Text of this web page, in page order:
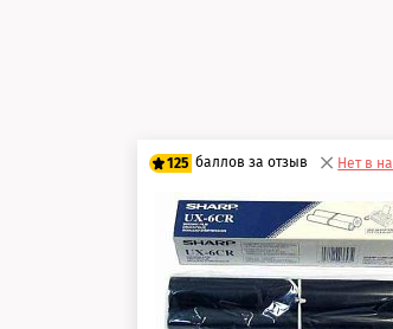
125 баллов за отзыв
100 баллов
125 баллов
Нет в